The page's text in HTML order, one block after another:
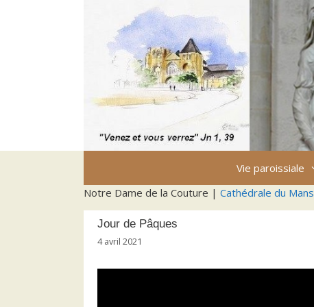
Vie paroissiale
Notre Dame de la Couture | Cathédrale du Mans
Jour de Pâques
4 avril 2021